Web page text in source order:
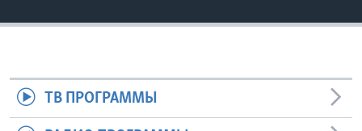
ТВ ПРОГРАММЫ